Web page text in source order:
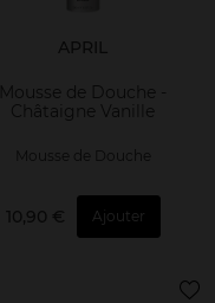
APRIL
Mousse de Douche -
Châtaigne Vanille
Mousse de Douche
10,90 € Ajouter